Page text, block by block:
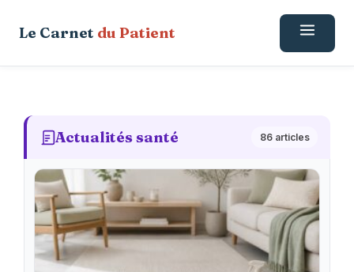
Le Carnet du Patient
Actualités santé 86 articles